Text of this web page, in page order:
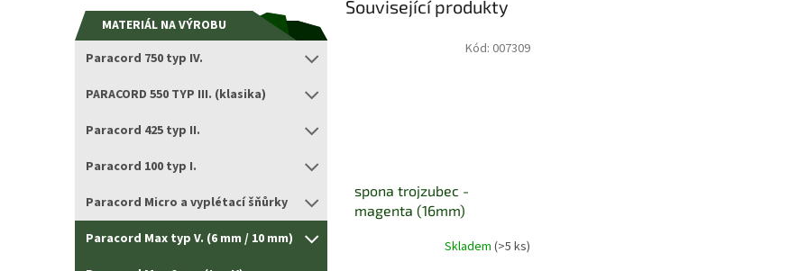
MATERIÁL NA VÝROBU
Paracord 750 typ IV.
PARACORD 550 TYP III. (klasika)
Paracord 425 typ II.
Paracord 100 typ I.
Paracord Micro a vyplétací šňůrky
Paracord Max typ V. (6 mm / 10 mm)
Související produkty
spona trojzubec -
magenta (16mm)
Skladem (>5 ks)
Kód: 007309